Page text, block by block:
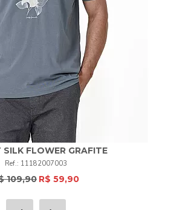
SILK FLOWER GRAFITE
11182007003
109,90 R$ 59,90